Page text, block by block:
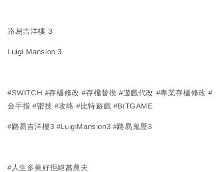
路易吉洋樓 3
Luigi Mansion 3
#SWITCH #存檔修改 #存檔替換 #遊戲代改 #專業存檔修改 #
金手指 #密技 #攻略 #比特遊戲 #BITGAME
#路易吉洋樓3 #LuigiMansion3 #路易鬼屋3
#人生多美好拒絕當農夫